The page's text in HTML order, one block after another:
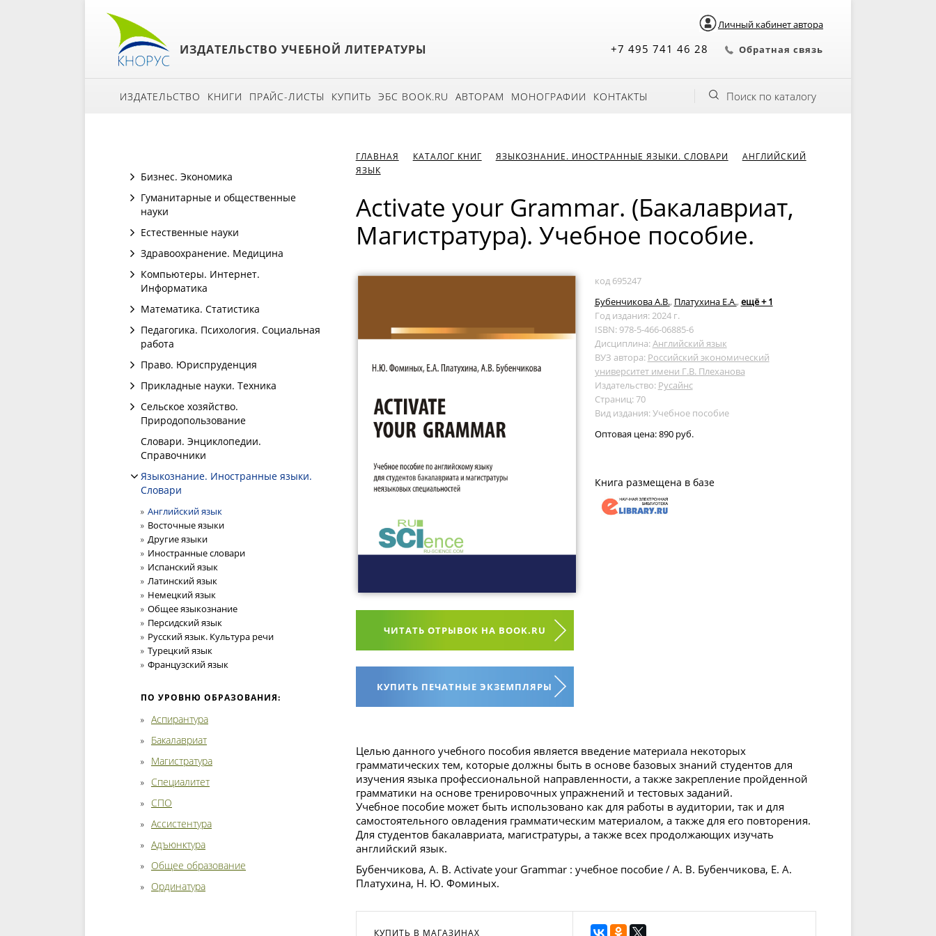
Личный кабинет автора
ИЗДАТЕЛЬСТВО УЧЕБНОЙ ЛИТЕРАТУРЫ +7 495 741 46 28 Обратная связь
ИЗДАТЕЛЬСТВО КНИГИ ПРАЙС-ЛИСТЫ КУПИТЬ ЭБС BOOK.RU АВТОРАМ МОНОГРАФИИ КОНТАКТЫ Поиск по каталогу
Бизнес. Экономика
Гуманитарные и общественные
науки
Естественные науки
Здравоохранение. Медицина
Компьютеры. Интернет.
Информатика
Математика. Статистика
Педагогика. Психология. Социальная
работа
Право. Юриспруденция
Прикладные науки. Техника
Сельское хозяйство.
Природопользование
Словари. Энциклопедии.
Справочники
Языкознание. Иностранные языки.
Словари
Английский язык
Восточные языки
Другие языки
Иностранные словари
Испанский язык
Латинский язык
Немецкий язык
Общее языкознание
Персидский язык
Русский язык. Культура речи
Турецкий язык
Французский язык
ПО УРОВНЮ ОБРАЗОВАНИЯ:
Аспирантура
Бакалавриат
Магистратура
Специалитет
СПО
Ассистентура
Адъюнктура
Общее образование
Ординатура
ГЛАВНАЯ КАТАЛОГ КНИГ ЯЗЫКОЗНАНИЕ. ИНОСТРАННЫЕ ЯЗЫКИ. СЛОВАРИ
АНГЛИЙСКИЙ
ЯЗЫК
Activate your Grammar. (Бакалавриат,
Магистратура). Учебное пособие.
ЧИТАТЬ ОТРЫВОК НА BOOK.RU
КУПИТЬ ПЕЧАТНЫЕ ЭКЗЕМПЛЯРЫ
код 695247
Бубенчикова А.В., Платухина Е.А., ещё + 1
Год издания: 2024 г.
ISBN: 978-5-466-06885-6
Дисциплина:Английский язык
ВУЗ автора: Российский экономический
университет имени Г.В. Плеханова
Издательство: Русайнс
Страниц: 70
Вид издания: Учебное пособие
Оптовая цена:890 руб.
Книга размещена в базе
Целью данного учебного пособия является введение материала некоторых
грамматических тем, которые должны быть в основе базовых знаний студентов для
изучения языка профессиональной направленности, а также закрепление пройденной
грамматики на основе тренировочных упражнений и тестовых заданий.
Учебное пособие может быть использовано как для работы в аудитории, так и для
самостоятельного овладения грамматическим материалом, а также для его повторения.
Для студентов бакалавриата, магистратуры, а также всех продолжающих изучать
английский язык.
Бубенчикова, А. В. Activate your Grammar : учебное пособие / А. В. Бубенчикова, Е. А.
Платухина, Н. Ю. Фоминых.
КУПИТЬ В МАГАЗИНАХ